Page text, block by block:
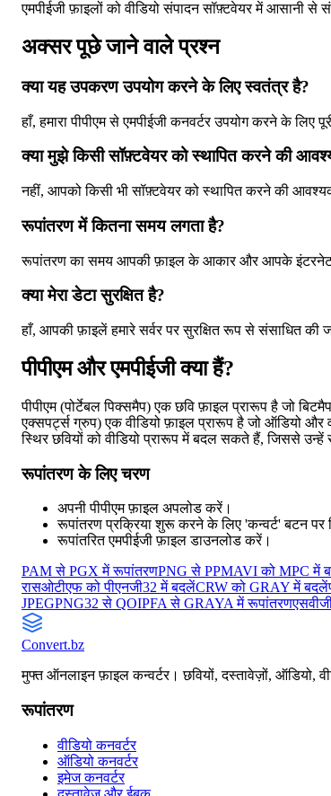
एमपीईजी फ़ाइलों को वीडियो संपादन सॉफ़्टवेयर में आसानी से
अक्सर पूछे जाने वाले प्रश्न
क्या यह उपकरण उपयोग करने के लिए स्वतंत्र है?
हाँ, हमारा पीपीएम से एमपीईजी कनवर्टर उपयोग करने के
क्या मुझे किसी सॉफ़्टवेयर को स्थापित करने की
नहीं, आपको किसी भी सॉफ़्टवेयर को स्थापित करने की
रूपांतरण में कितना समय लगता है?
रूपांतरण का समय आपकी फ़ाइल के आकार और आपके इंटरनेट
क्या मेरा डेटा सुरक्षित है?
हाँ, आपकी फ़ाइलें हमारे सर्वर पर सुरक्षित रूप से संसाधित की
पीपीएम और एमपीईजी क्या हैं?
पीपीएम (पोर्टेबल पिक्समैप) एक छवि फ़ाइल प्रारूप है जो
एक्सपर्ट्स ग्रुप) एक वीडियो फ़ाइल प्रारूप है जो ऑडियो और
स्थिर छवियों को वीडियो प्रारूप में बदल सकते हैं, जिससे
रूपांतरण के लिए चरण
अपनी पीपीएम फ़ाइल अपलोड करें।
रूपांतरण प्रक्रिया शुरू करने के लिए 'कन्वर्ट' बटन
रूपांतरित एमपीईजी फ़ाइल डाउनलोड करें।
PAM से PGX में रूपांतरणPNG से PPMAVI को MPC में
रासओटीएफ को पीएनजी32 में बदलेंCRW को GRAY में बदलें
JPEGPNG32 से QOIPFA से GRAYA में रूपांतरण
Convert.bz
मुफ्त ऑनलाइन फ़ाइल कन्वर्टर। छवियों, दस्तावेज़ों, ऑडियो,
रूपांतरण
वीडियो कनवर्टर
ऑडियो कनवर्टर
इमेज कनवर्टर